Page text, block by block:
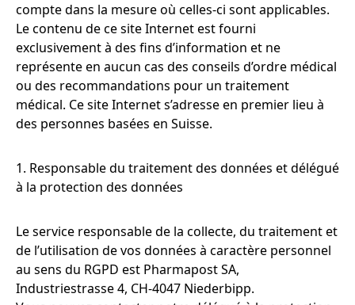
compte dans la mesure où celles-ci sont applicables.
Le contenu de ce site Internet est fourni
exclusivement à des fins d’information et ne
représente en aucun cas des conseils d’ordre médical
ou des recommandations pour un traitement
médical. Ce site Internet s’adresse en premier lieu à
des personnes basées en Suisse.
1. Responsable du traitement des données et délégué
à la protection des données
Le service responsable de la collecte, du traitement et
de l’utilisation de vos données à caractère personnel
au sens du RGPD est Pharmapost SA,
Industriestrasse 4, CH-4047 Niederbipp.